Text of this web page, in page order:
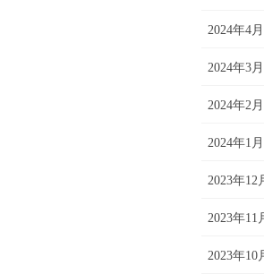
2024年4月
2024年3月
2024年2月
2024年1月
2023年12
2023年11
2023年10